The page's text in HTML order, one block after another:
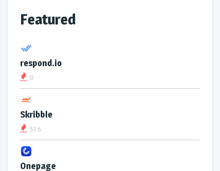
Featured
respond.io
0
Skribble
516
Onepage